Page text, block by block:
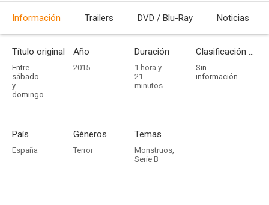
Información Trailers DVD / Blu-Ray Noticias
Título original
Entre
sábado
y
domingo
Año
2015
Duración
1 hora y
21
minutos
Clasificación por edades
Sin
información
País
España
Géneros
Terror
Temas
Monstruos,
Serie B